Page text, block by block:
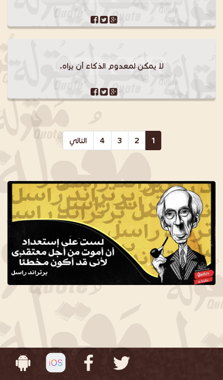
لا يمكن لمعدوم الذكاء أن يراه.
1
2
3
4 التالي